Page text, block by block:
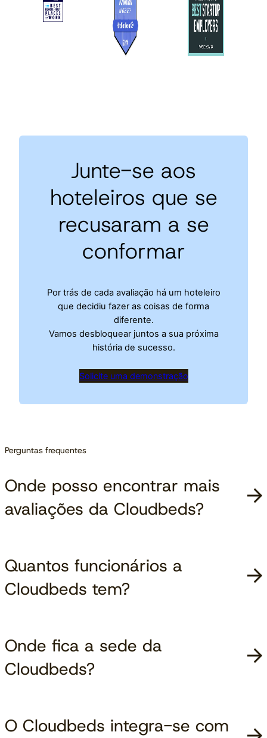
Junte-se aos
hoteleiros que se
recusaram a se
conformar
Por trás de cada avaliação há um hoteleiro
que decidiu fazer as coisas de forma
diferente.
Vamos desbloquear juntos a sua próxima
história de sucesso.
Solicite uma demonstração
Perguntas frequentes
Onde posso encontrar mais
avaliações da Cloudbeds?
Quantos funcionários a
Cloudbeds tem?
Onde fica a sede da
Cloudbeds?
O Cloudbeds integra-se com